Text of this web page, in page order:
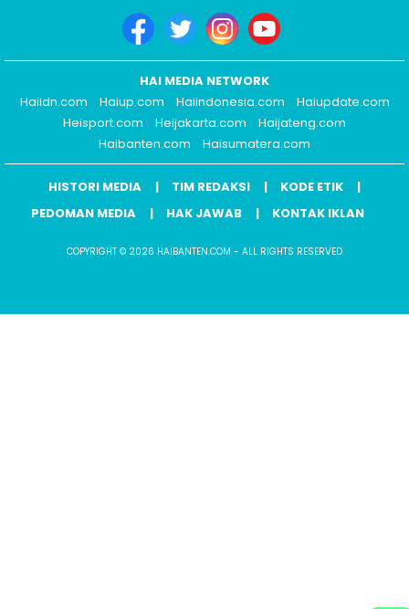
HAI MEDIA NETWORK
Haiidn.com
Haiup.com Haiindonesia.com
Haiupdate.com
Heisport.com
Heijakarta.com
Haijateng.com
Haibanten.com
Haisumatera.com
HISTORI MEDIA TIM REDAKSI
KODE ETIK
PEDOMAN MEDIA
HAK JAWAB KONTAK IKLAN
COPYRIGHT © 2026 HAIBANTEN.COM - ALL RIGHTS RESERVED